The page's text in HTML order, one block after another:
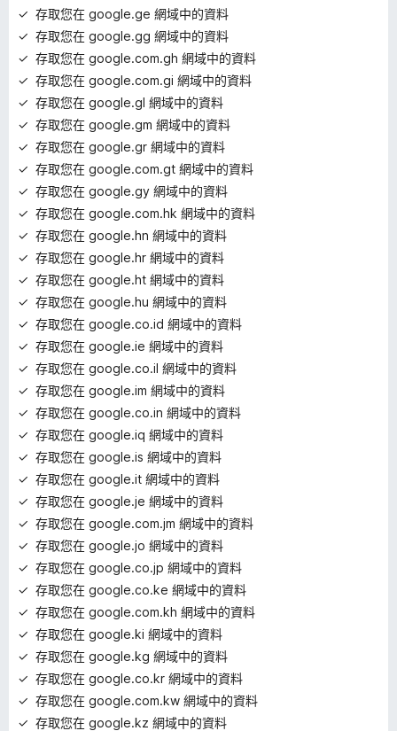
存取您在 google.ge 網域中的資料
存取您在 google.gg 網域中的資料
存取您在 google.com.gh 網域中的資料
存取您在 google.com.gi 網域中的資料
存取您在 google.gl 網域中的資料
存取您在 google.gm 網域中的資料
存取您在 google.gr 網域中的資料
存取您在 google.com.gt 網域中的資料
存取您在 google.gy 網域中的資料
存取您在 google.com.hk 網域中的資料
存取您在 google.hn 網域中的資料
存取您在 google.hr 網域中的資料
存取您在 google.ht 網域中的資料
存取您在 google.hu 網域中的資料
存取您在 google.co.id 網域中的資料
存取您在 google.ie 網域中的資料
存取您在 google.co.il 網域中的資料
存取您在 google.im 網域中的資料
存取您在 google.co.in 網域中的資料
存取您在 google.iq 網域中的資料
存取您在 google.is 網域中的資料
存取您在 google.it 網域中的資料
存取您在 google.je 網域中的資料
存取您在 google.com.jm 網域中的資料
存取您在 google.jo 網域中的資料
存取您在 google.co.jp 網域中的資料
存取您在 google.co.ke 網域中的資料
存取您在 google.com.kh 網域中的資料
存取您在 google.ki 網域中的資料
存取您在 google.kg 網域中的資料
存取您在 google.co.kr 網域中的資料
存取您在 google.com.kw 網域中的資料
存取您在 google.kz 網域中的資料